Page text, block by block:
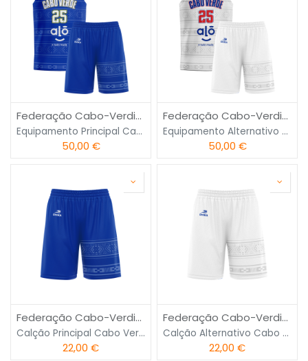
Federação Cabo-Verdiana de Basquetebol
Equipamento Principal Cabo Verde
50,00 €
Federação Cabo-Verdiana de Basquetebol
Equipamento Alternativo Cabo Verde
50,00 €
Federação Cabo-Verdiana de Basquetebol
Calção Principal Cabo Verde
22,00 €
Federação Cabo-Verdiana de Basquetebol
Calção Alternativo Cabo Verde
22,00 €